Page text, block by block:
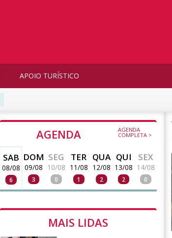
APOIO TURÍSTICO
AGENDA AGENDA
COMPLETA >
SAB
08/08
6
DOM
09/08
3
SEG
10/08
0
TER
11/08
1
QUA
12/08
2
QUI
13/08
2
SEX
14/08
0
MAIS LIDAS